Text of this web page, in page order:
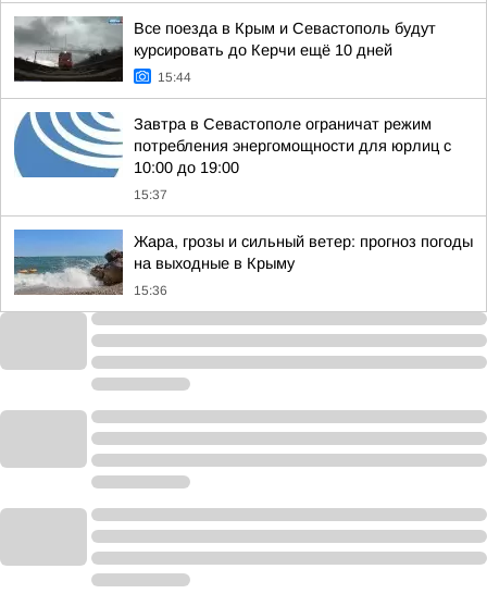
Все поезда в Крым и Севастополь будут
курсировать до Керчи ещё 10 дней
15:44
Завтра в Севастополе ограничат режим
потребления энергомощности для юрлиц с
10:00 до 19:00
15:37
Жара, грозы и сильный ветер: прогноз погоды
на выходные в Крыму
15:36